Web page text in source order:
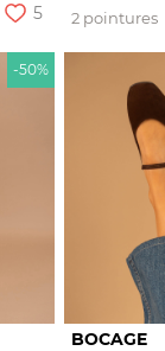
5
2 pointures
-50%
BOCAGE